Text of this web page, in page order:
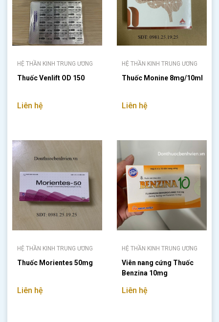
HỆ THẦN KINH TRUNG ƯƠNG
Thuốc Venlift OD 150
Liên hệ
HỆ THẦN KINH TRUNG ƯƠNG
Thuốc Monine 8mg/10ml
Liên hệ
HỆ THẦN KINH TRUNG ƯƠNG
Thuốc Morientes 50mg
Liên hệ
HỆ THẦN KINH TRUNG ƯƠNG
Viên nang cứng Thuốc
Benzina 10mg
Liên hệ